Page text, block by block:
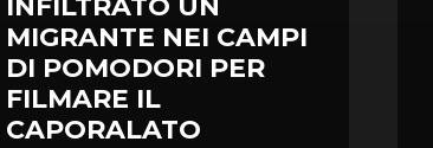
INFILTRATO UN
MIGRANTE NEI CAMPI
DI POMODORI PER
FILMARE IL
CAPORALATO